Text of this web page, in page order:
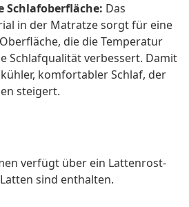
Schlafoberfläche: Das
in der Matratze sorgt für eine
die die Temperatur
Schlafqualität verbessert. Damit
komfortabler Schlaf, der
steigert.
verfügt über ein Lattenrost-
sind enthalten.